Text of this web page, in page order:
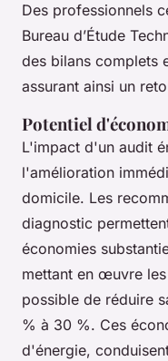
Des professionnels
Bureau d’Étude
des bilans complets
assurant ainsi un
Potentiel
L'impact d'un audit
l'amélioration
domicile. Les
diagnostic
économies
mettant en œuvre
possible de réduire
% à 30 %. Ces
d'énergie,